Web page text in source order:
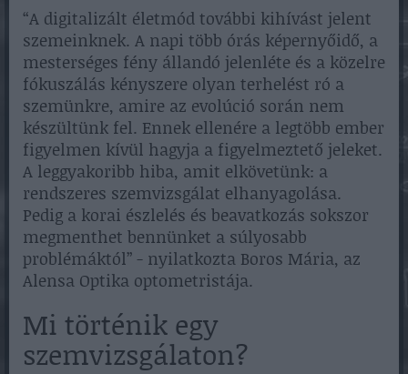
“A digitalizált életmód további kihívást jelent
szemeinknek. A napi több órás képernyőidő, a
mesterséges fény állandó jelenléte és a közelre
fókuszálás kényszere olyan terhelést ró a
szemünkre, amire az evolúció során nem
készültünk fel. Ennek ellenére a legtöbb ember
figyelmen kívül hagyja a figyelmeztető jeleket.
A leggyakoribb hiba, amit elkövetünk: a
rendszeres szemvizsgálat elhanyagolása.
Pedig a korai észlelés és beavatkozás sokszor
megmenthet bennünket a súlyosabb
problémáktól” - nyilatkozta Boros Mária, az
Alensa Optika optometristája.
Mi történik egy
szemvizsgálaton?